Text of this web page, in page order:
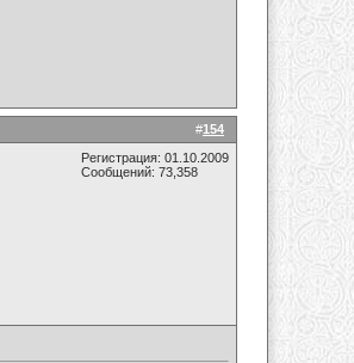
#154
Регистрация: 01.10.2009
Сообщений: 73,358